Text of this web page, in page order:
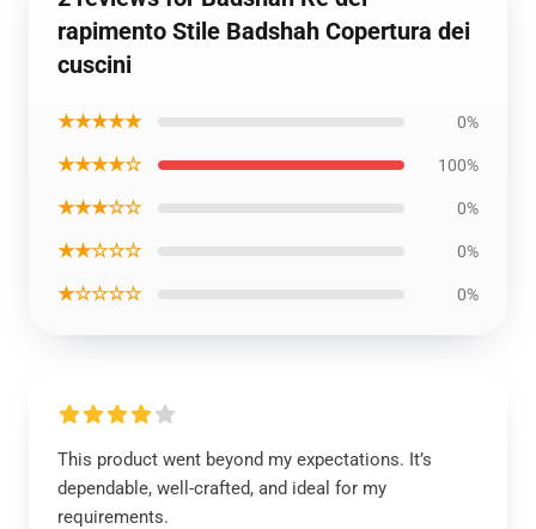
rapimento Stile Badshah Copertura dei
cuscini
★★★★★ 0%
★★★★☆ 100%
★★★☆☆ 0%
★★☆☆☆ 0%
★☆☆☆☆ 0%
This product went beyond my expectations. It’s
dependable, well-crafted, and ideal for my
requirements.